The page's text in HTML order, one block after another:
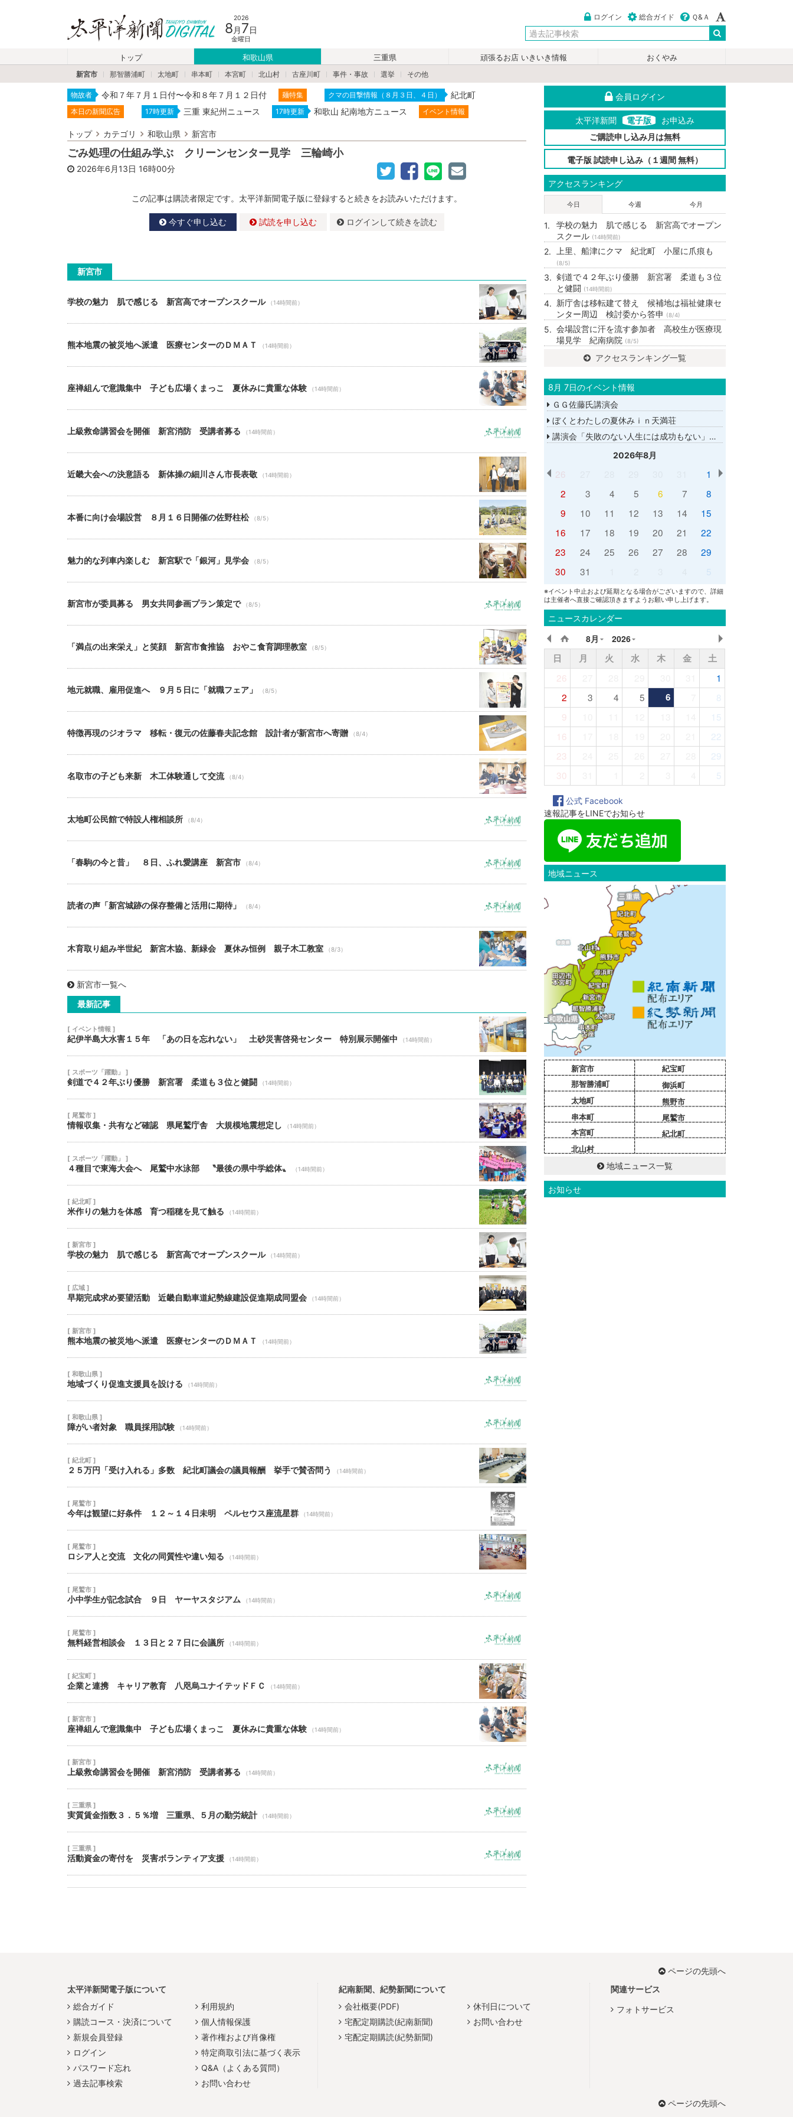
2026
8 月 7日
金曜日
ログイン 総合ガイド Ｑ&Ａ
トップ 和歌山県 三重県 頑張るお店 いきいき情報
おくやみ
新宮市
那智勝浦町 太地町 串本町 本宮町 北山村 古座川町 事件・事故 選挙 その他
物故者 令和７年７月１日付〜令和８年７月１２日付 麺特集 クマの目撃情報（８月３日、４日） 紀北町
本日の新聞広告 17時更新 三重 東紀州ニュース 17時更新 和歌山 紀南地方ニュース イベント情報
トップ カテゴリ 和歌山県 新宮市
ごみ処理の仕組み学ぶ クリーンセンター見学 三輪崎小
2026年6月13日 16時00分
この記事は購読者限定です。太平洋新聞電子版に登録すると続きをお読みいただけます。
今すぐ申し込む 試読を申し込む ログインして続きを読む
新宮市
学校の魅力 肌で感じる 新宮高でオープンスクール （14時間前）
熊本地震の被災地へ派遣 医療センターのＤＭＡＴ （14時間前）
座禅組んで意識集中 子ども広場くまっこ 夏休みに貴重な体験 （14時間前）
上級救命講習会を開催 新宮消防 受講者募る （14時間前）
近畿大会への決意語る 新体操の細川さん市長表敬 （14時間前）
本番に向け会場設営 ８月１６日開催の佐野柱松 （8/5）
魅力的な列車内楽しむ 新宮駅で「銀河」見学会 （8/5）
新宮市が委員募る 男女共同参画プラン策定で （8/5）
「満点の出来栄え」と笑顔 新宮市食推協 おやこ食育調理教室 （8/5）
地元就職、雇用促進へ ９月５日に「就職フェア」 （8/5）
特徴再現のジオラマ 移転・復元の佐藤春夫記念館 設計者が新宮市へ寄贈 （8/4）
名取市の子ども来新 木工体験通して交流 （8/4）
太地町公民館で特設人権相談所 （8/4）
「春駒の今と昔」 ８日、ふれ愛講座 新宮市 （8/4）
読者の声「新宮城跡の保存整備と活用に期待」 （8/4）
木育取り組み半世紀 新宮木協、新緑会 夏休み恒例 親子木工教室 （8/3）
新宮市一覧へ
最新記事
[ イベント情報 ]
紀伊半島大水害１５年 「あの日を忘れない」 土砂災害啓発センター 特別展示開催中 （14時間前）
[ スポーツ「躍動」 ]
剣道で４２年ぶり優勝 新宮署 柔道も３位と健闘 （14時間前）
[ 尾鷲市 ]
情報収集・共有など確認 県尾鷲庁舎 大規模地震想定し （14時間前）
[ スポーツ「躍動」 ]
４種目で東海大会へ 尾鷲中水泳部 〝最後の県中学総体〟 （14時間前）
[ 紀北町 ]
米作りの魅力を体感 育つ稲穂を見て触る （14時間前）
[ 新宮市 ]
学校の魅力 肌で感じる 新宮高でオープンスクール （14時間前）
[ 広域 ]
早期完成求め要望活動 近畿自動車道紀勢線建設促進期成同盟会 （14時間前）
[ 新宮市 ]
熊本地震の被災地へ派遣 医療センターのＤＭＡＴ （14時間前）
[ 和歌山県 ]
地域づくり促進支援員を設ける （14時間前）
[ 和歌山県 ]
障がい者対象 職員採用試験 （14時間前）
[ 紀北町 ]
２５万円「受け入れる」多数 紀北町議会の議員報酬 挙手で賛否問う （14時間前）
[ 尾鷲市 ]
今年は観望に好条件 １２～１４日未明 ペルセウス座流星群 （14時間前）
[ 尾鷲市 ]
ロシア人と交流 文化の同質性や違い知る （14時間前）
[ 尾鷲市 ]
小中学生が記念試合 ９日 ヤーヤスタジアム （14時間前）
[ 尾鷲市 ]
無料経営相談会 １３日と２７日に会議所 （14時間前）
[ 紀宝町 ]
企業と連携 キャリア教育 八咫烏ユナイテッドＦＣ （14時間前）
[ 新宮市 ]
座禅組んで意識集中 子ども広場くまっこ 夏休みに貴重な体験 （14時間前）
[ 新宮市 ]
上級救命講習会を開催 新宮消防 受講者募る （14時間前）
[ 三重県 ]
実質賃金指数３．５％増 三重県、５月の勤労統計 （14時間前）
[ 三重県 ]
活動資金の寄付を 災害ボランティア支援 （14時間前）
会員ログイン
太平洋新聞 電子版
お申込み
ご購読申し込み月は無料
電子版 試読申し込み（１週間 無料）
アクセスランキング
今日 今週 今月
学校の魅力 肌で感じる 新宮高でオープン
スクール (14時間前)
上里、船津にクマ 紀北町 小屋に爪痕も
(8/5)
剣道で４２年ぶり優勝 新宮署 柔道も３位
と健闘 (14時間前)
新庁舎は移転建て替え 候補地は福祉健康セ
ンター周辺 検討委から答申
(8/4)
会場設営に汗を流す参加者 高校生が医療現
場見学 紀南病院 (8/5)
アクセスランキング一覧
8月 7日のイベント情報
ＧＧ佐藤氏講演会
ぼくとわたしの夏休みｉｎ天満荘
講演会「失敗のない人生には成功もない」講師：ＧＧ佐藤さん
2026年8月
26
1
2
3 4 5 6 7
8
9
10 11 12 13 14
15
16
17 18 19 20 21
22
23
24 25 26 27 28
29
30
31 5
※イベント中止および延期となる場合がございますので、詳細
は主催者へ直接ご確認頂きますようお願い申し上げます。
ニュースカレンダー
8月 2026
日 月 火 水 木 金
土
26
1
2
3 4 5 6
8
9
15
16
22
23
29
30
5
公式 Facebook
速報記事をLINEでお知らせ
地域ニュース
新宮市
那智勝浦町
太地町
串本町
本宮町
北山村
紀宝町
御浜町
熊野市
尾鷲市
紀北町
地域ニュース一覧
お知らせ
ページの先頭へ
太平洋新聞電子版について
総合ガイド
購読コース・決済について
新規会員登録
ログイン
パスワード忘れ
過去記事検索
利用規約
個人情報保護
著作権および肖像権
特定商取引法に基づく表示
Q&A（よくある質問）
お問い合わせ
紀南新聞、紀勢新聞について
会社概要(PDF)
宅配定期購読(紀南新聞)
宅配定期購読(紀勢新聞)
休刊日について
お問い合わせ
関連サービス
フォトサービス
ページの先頭へ